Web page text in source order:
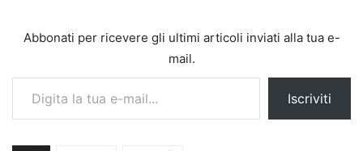
Abbonati per ricevere gli ultimi articoli inviati alla tua e-
mail.
Digita la tua e-mail...
Iscriviti